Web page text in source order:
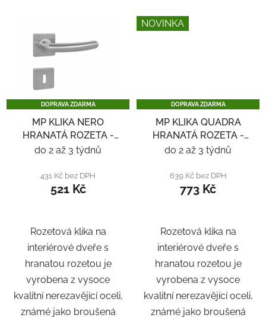
DOPRAVA ZDARMA
MP KLIKA NERO
HRANATÁ ROZETA -
NEREZ
do 2 až 3 týdnů
431 Kč bez DPH
521 Kč
Rozetová klika na
interiérové ​​dveře s
hranatou rozetou je
vyrobena z vysoce
kvalitní nerezavějící oceli,
známé jako broušená
NOVINKA
DOPRAVA ZDARMA
MP KLIKA QUADRA
HRANATÁ ROZETA -
NEREZ
do 2 až 3 týdnů
639 Kč bez DPH
773 Kč
Rozetová klika na
interiérové ​​dveře s
hranatou rozetou je
vyrobena z vysoce
kvalitní nerezavějící oceli,
známé jako broušená